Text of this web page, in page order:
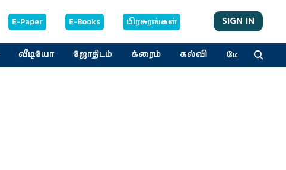
E-Paper E-Books பிரசுரங்கள் SIGN IN
வீடியோ ஜோதிடம் க்ரைம் கல்வி மேலும்